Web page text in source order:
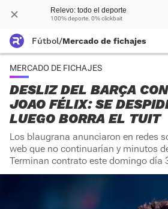
Relevo: todo el deporte
100% deporte. 0% clickbait
Fútbol/Mercado de fichajes
MERCADO DE FICHAJES
DESLIZ DEL BARÇA
JOAO FÉLIX: SE
LUEGO BORRA EL TUIT
Los blaugrana anunciaron en redes
web que no continuarían y minutos
Terminan contrato este domingo día